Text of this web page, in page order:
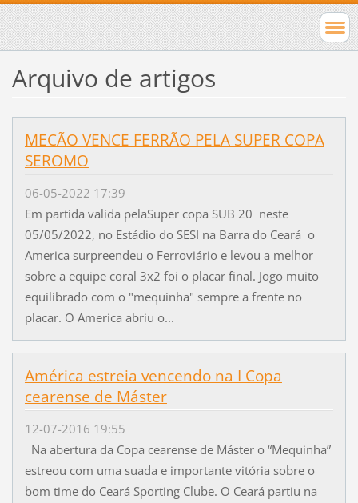
Arquivo de artigos
MECÃO VENCE FERRÃO PELA SUPER COPA
SEROMO
06-05-2022 17:39
Em partida valida pelaSuper copa SUB 20 neste
05/05/2022, no Estádio do SESI na Barra do Ceará o
America surpreendeu o Ferroviário e levou a melhor
sobre a equipe coral 3x2 foi o placar final. Jogo muito
equilibrado com o "mequinha" sempre a frente no
placar. O America abriu o...
América estreia vencendo na I Copa
cearense de Máster
12-07-2016 19:55
Na abertura da Copa cearense de Máster o “Mequinha”
estreou com uma suada e importante vitória sobre o
bom time do Ceará Sporting Clube. O Ceará partiu na